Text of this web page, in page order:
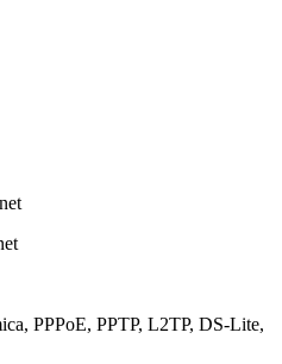
PPPoE, PPTP, L2TP, DS-Lite,